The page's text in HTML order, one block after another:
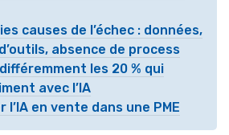
causes de l’échec : données,
absence de process
les 20 % qui
avec l’IA
l’IA en vente dans une PME